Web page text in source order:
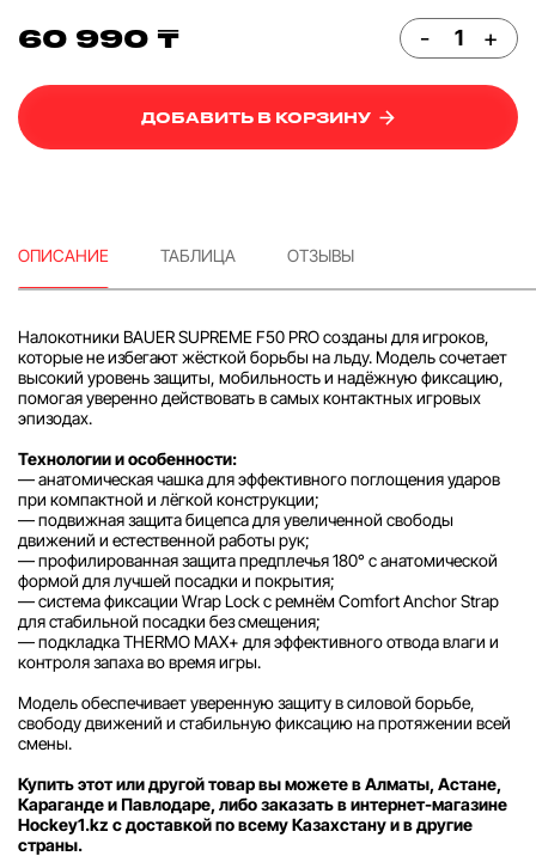
60 990 ₸ - +
ДОБАВИТЬ В КОРЗИНУ
ОПИСАНИЕ ТАБЛИЦА ОТЗЫВЫ
Налокотники BAUER SUPREME F50 PRO созданы для игроков,
которые не избегают жёсткой борьбы на льду. Модель сочетает
высокий уровень защиты, мобильность и надёжную фиксацию,
помогая уверенно действовать в самых контактных игровых
эпизодах.
Технологии и особенности:
— анатомическая чашка для эффективного поглощения ударов
при компактной и лёгкой конструкции;
— подвижная защита бицепса для увеличенной свободы
движений и естественной работы рук;
— профилированная защита предплечья 180° с анатомической
формой для лучшей посадки и покрытия;
— система фиксации Wrap Lock с ремнём Comfort Anchor Strap
для стабильной посадки без смещения;
— подкладка THERMO MAX+ для эффективного отвода влаги и
контроля запаха во время игры.
Модель обеспечивает уверенную защиту в силовой борьбе,
свободу движений и стабильную фиксацию на протяжении всей
смены.
Купить этот или другой товар вы можете в Алматы, Астане,
Караганде и Павлодаре, либо заказать в интернет-магазине
Hockey1.kz с доставкой по всему Казахстану и в другие
страны.